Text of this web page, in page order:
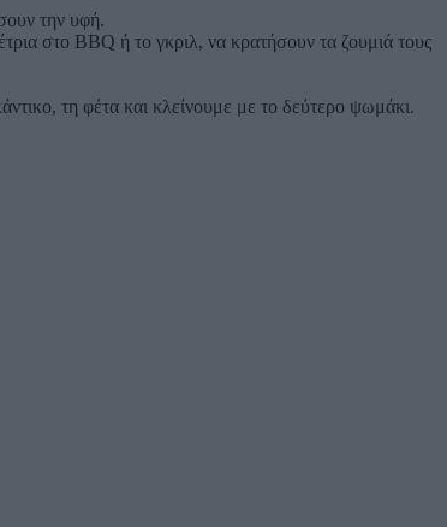
την υφή.
στο BBQ ή το γκριλ, να κρατήσουν τα ζουμιά τους
τη φέτα και κλείνουμε με το δεύτερο ψωμάκι.